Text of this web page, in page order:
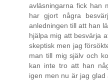
avläsningarna fick han
har gjort några
anledningen till att han
hjälpa mig att besvärja
skeptisk men jag
man till mig själv och
kan inte tro att han
igen men nu är jag